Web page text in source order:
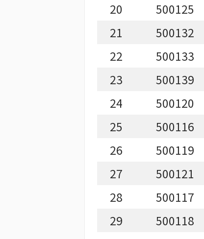
20
500125
21
500132
22
500133
23
500139
24
500120
25
500116
26
500119
27
500121
28
500117
29
500118